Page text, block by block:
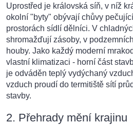
Uprostřed je královská síň, v níž
okolní "byty" obývají chůvy
prostorách sídlí dělníci. V
shromažďují zásoby, v
houby. Jako každý moderní
vlastní klimatizaci - horní část
je odváděn teplý vydýchaný
vzduch proudí do termitiště sítí
stavby.
2. Přehrady mění krajinu